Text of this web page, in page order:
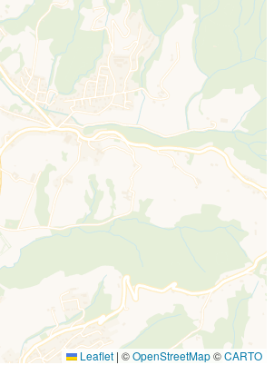
Leaflet | ©OpenStreetMap©CARTO